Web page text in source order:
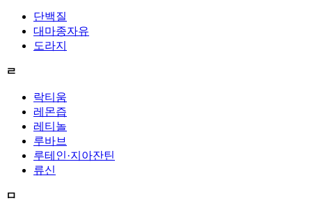
단백질
대마종자유
도라지
ㄹ
락티움
레몬즙
레티놀
루바브
루테인·지아잔틴
류신
ㅁ